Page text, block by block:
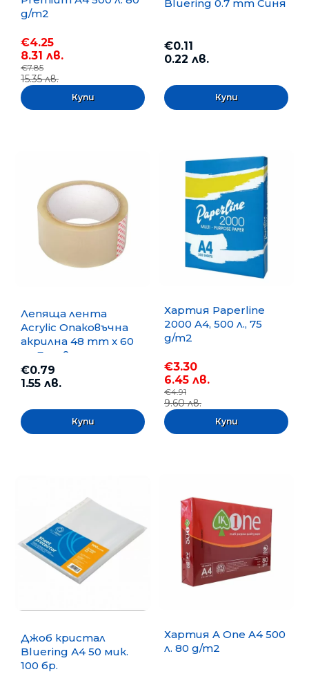
g/m2
€4.25
8.31 лв.
€7.85
15.35 лв.
Bluering 0.7 mm Синя
€0.11
0.22 лв.
Лепяща лента
Acrylic Опаковъчна
акрилна 48 mm x 60
m, Безцветна
€0.79
1.55 лв.
Хартия Paperline
2000 A4, 500 л., 75
g/m2
€3.30
6.45 лв.
€4.91
9.60 лв.
Джоб кристал
Bluering А4 50 мик.
100 бр.
Хартия A One A4 500
л. 80 g/m2